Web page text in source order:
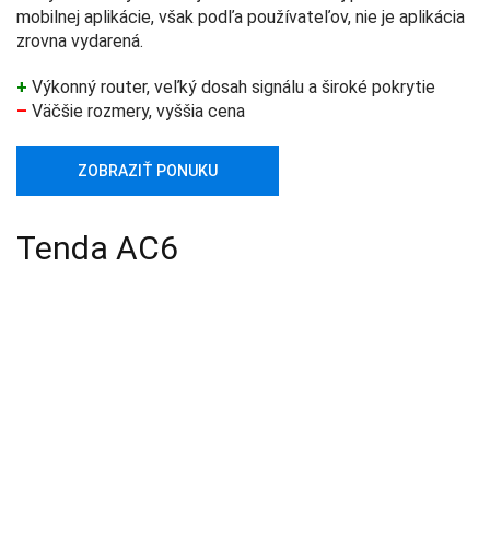
mobilnej aplikácie, však podľa používateľov, nie je aplikácia
zrovna vydarená.
+ Výkonný router, veľký dosah signálu a široké pokrytie
– Väčšie rozmery, vyššia cena
ZOBRAZIŤ PONUKU
Tenda AC6